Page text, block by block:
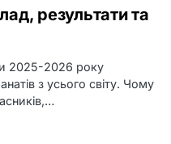
результати та
2025-2026 року
з усього світу. Чому